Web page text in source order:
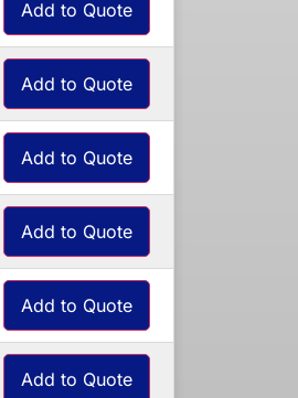
Add to Quote
Add to Quote
Add to Quote
Add to Quote
Add to Quote
Add to Quote